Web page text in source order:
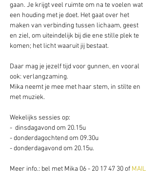
gaan. Je krijgt veel ruimte om na te voelen wat
een houding met je doet. Het gaat over het
maken van verbinding tussen lichaam, geest
en ziel, om uiteindelijk bij die ene stille plek te
komen; het licht waaruit jij bestaat.
Daar mag je jezelf tijd voor gunnen, en vooral
ook: verlangzaming.
Mika neemt je mee met haar stem, in stilte en
met muziek.
Wekelijks sessies op:
-  dinsdagavond om 20.15u
- donderdagochtend om 09.30u
- donderdagavond om 20.15u.
Meer info.: bel met Mika 06 - 20 17 47 30 of MAIL